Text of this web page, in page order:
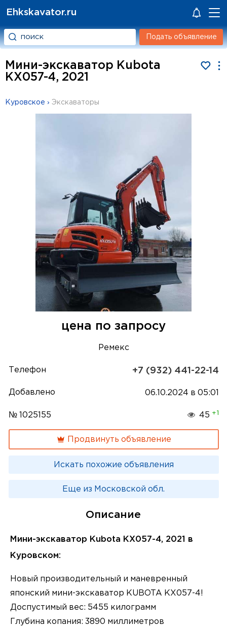
Ehkskavator.ru
Подать объявление
Мини-экскаватор Kubota
KX057-4, 2021
Куровское › Экскаваторы
цена по запросу
Ремекс
Телефон +7 (932) 441-22-14
Добавлено 06.10.2024 в 05:01
№ 1025155 45 +1
Продвинуть объявление
Искать похожие объявления
Еще из Московской обл.
Описание
Мини-экскаватор Kubota KX057-4, 2021 в
Куровском:
Новый производительный и маневренный
японский мини-экскаватор KUBOTA KX057-4!
Доспустимый вес: 5455 килограмм
Глубина копания: 3890 миллиметров